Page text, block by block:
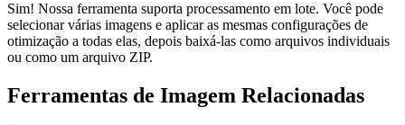
Sim! Nossa ferramenta suporta processamento em lote. Você pode
selecionar várias imagens e aplicar as mesmas configurações de
otimização a todas elas, depois baixá-las como arquivos individuais
ou como um arquivo ZIP.
Ferramentas de Imagem Relacionadas